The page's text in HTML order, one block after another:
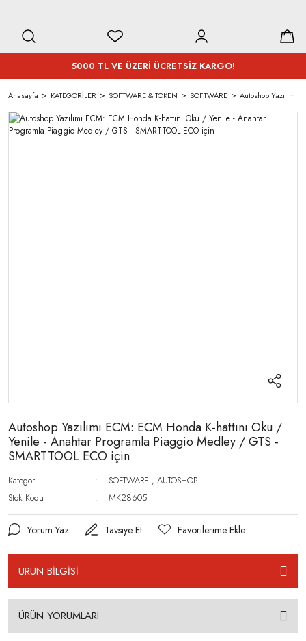
5000 TL VE ÜZERİ ÜCRETSİZ KARGO!
Anasayfa KATEGORİLER SOFTWARE & TOKEN SOFTWARE Autoshop Yazılımı
Autoshop Yazılımı ECM: ECM Honda K-hattını Oku /
Yenile - Anahtar Programla Piaggio Medley / GTS -
SMARTTOOL ECO için
Kategori SOFTWARE ,AUTOSHOP
Stok Kodu
MK28605
Yorum Yaz Tavsiye Et
ÜRÜN BİLGİSİ
ÜRÜN YORUMLARI